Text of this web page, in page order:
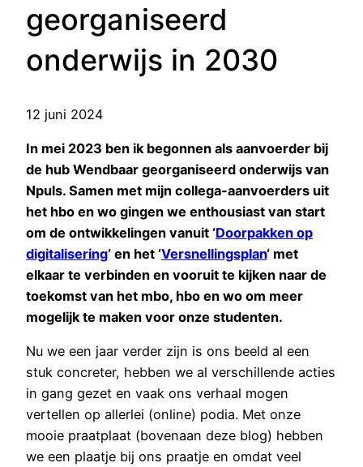
georganiseerd
onderwijs in 2030
12 juni 2024
In mei 2023 ben ik begonnen als aanvoerder bij
de hub Wendbaar georganiseerd onderwijs van
Npuls. Samen met mijn collega-aanvoerders uit
het hbo en wo gingen we enthousiast van start
om de ontwikkelingen vanuit ‘Doorpakken op
digitalisering‘ en het ‘Versnellingsplan‘ met
elkaar te verbinden en vooruit te kijken naar de
toekomst van het mbo, hbo en wo om meer
mogelijk te maken voor onze studenten.
Nu we een jaar verder zijn is ons beeld al een
stuk concreter, hebben we al verschillende acties
in gang gezet en vaak ons verhaal mogen
vertellen op allerlei (online) podia. Met onze
mooie praatplaat (bovenaan deze blog) hebben
we een plaatje bij ons praatje en omdat veel